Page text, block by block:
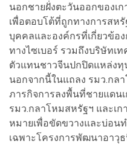
นอกชายฝั่งตะวันออกของเ
เพื่อตอบโต้ที่ถูกทางการสห
บุคคลและองค์กรที่เกี่ยวข้อ
ทางไซเบอร์ รวมถึงบริษัทเ
ตัวแทนชาวจีนปกปิดแหล่งทุ
นอกจากนี้ในแถลง รมว.กล
ภารกิจการลงพื้นที่ชายแดน
รมว.กลาโหมสหรัฐฯ และเ
หมายเพื่อขัดขวางและบ่อน
เฉพาะโครงการพัฒนาอาวุธ